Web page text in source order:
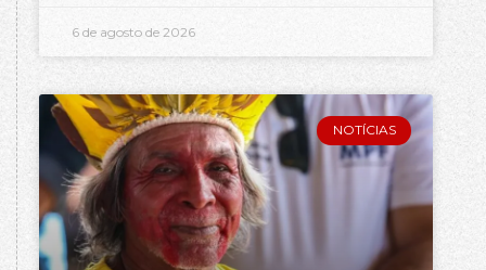
6 de agosto de 2026
NOTÍCIAS